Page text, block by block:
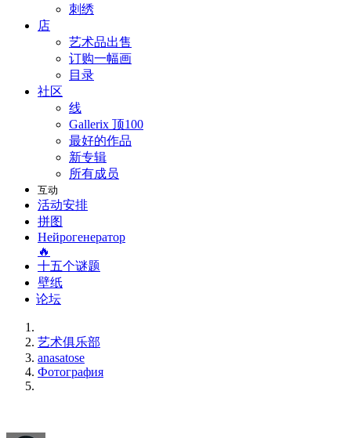
刺绣
店
艺术品出售
订购一幅画
目录
社区
线
Gallerix 顶100
最好的作品
新专辑
所有成员
互动
活动安排
拼图
Нейрогенератор
🔥
十五个谜题
壁纸
论坛
艺术俱乐部
anasatose
Фотография